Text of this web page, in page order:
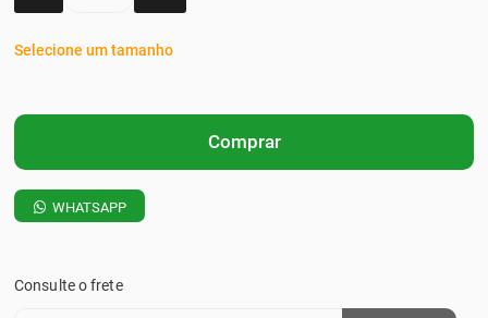
Selecione um tamanho
Comprar
WHATSAPP
Consulte o frete